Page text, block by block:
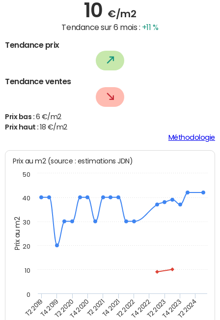
10 €/m2
Tendance sur 6 mois : +11 %
Tendance prix
Tendance ventes
Prix bas : 6 €/m2
Prix haut : 18 €/m2
Méthodologie
Prix au m2
Prix au m2 (source : estimations JDN)
T2 2019T4 2019T2 2020T4 2020T2 2021T4 2021T2 2022T4 2022T2 2023T4 2023T2 2024
0
10
20
30
40
50